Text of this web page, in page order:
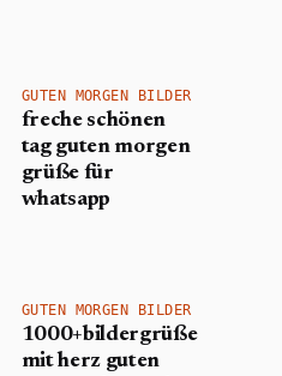
GUTEN MORGEN BILDER
freche schönen
tag guten morgen
grüße für
whatsapp
GUTEN MORGEN BILDER
1000+bildergrüße
mit herz guten